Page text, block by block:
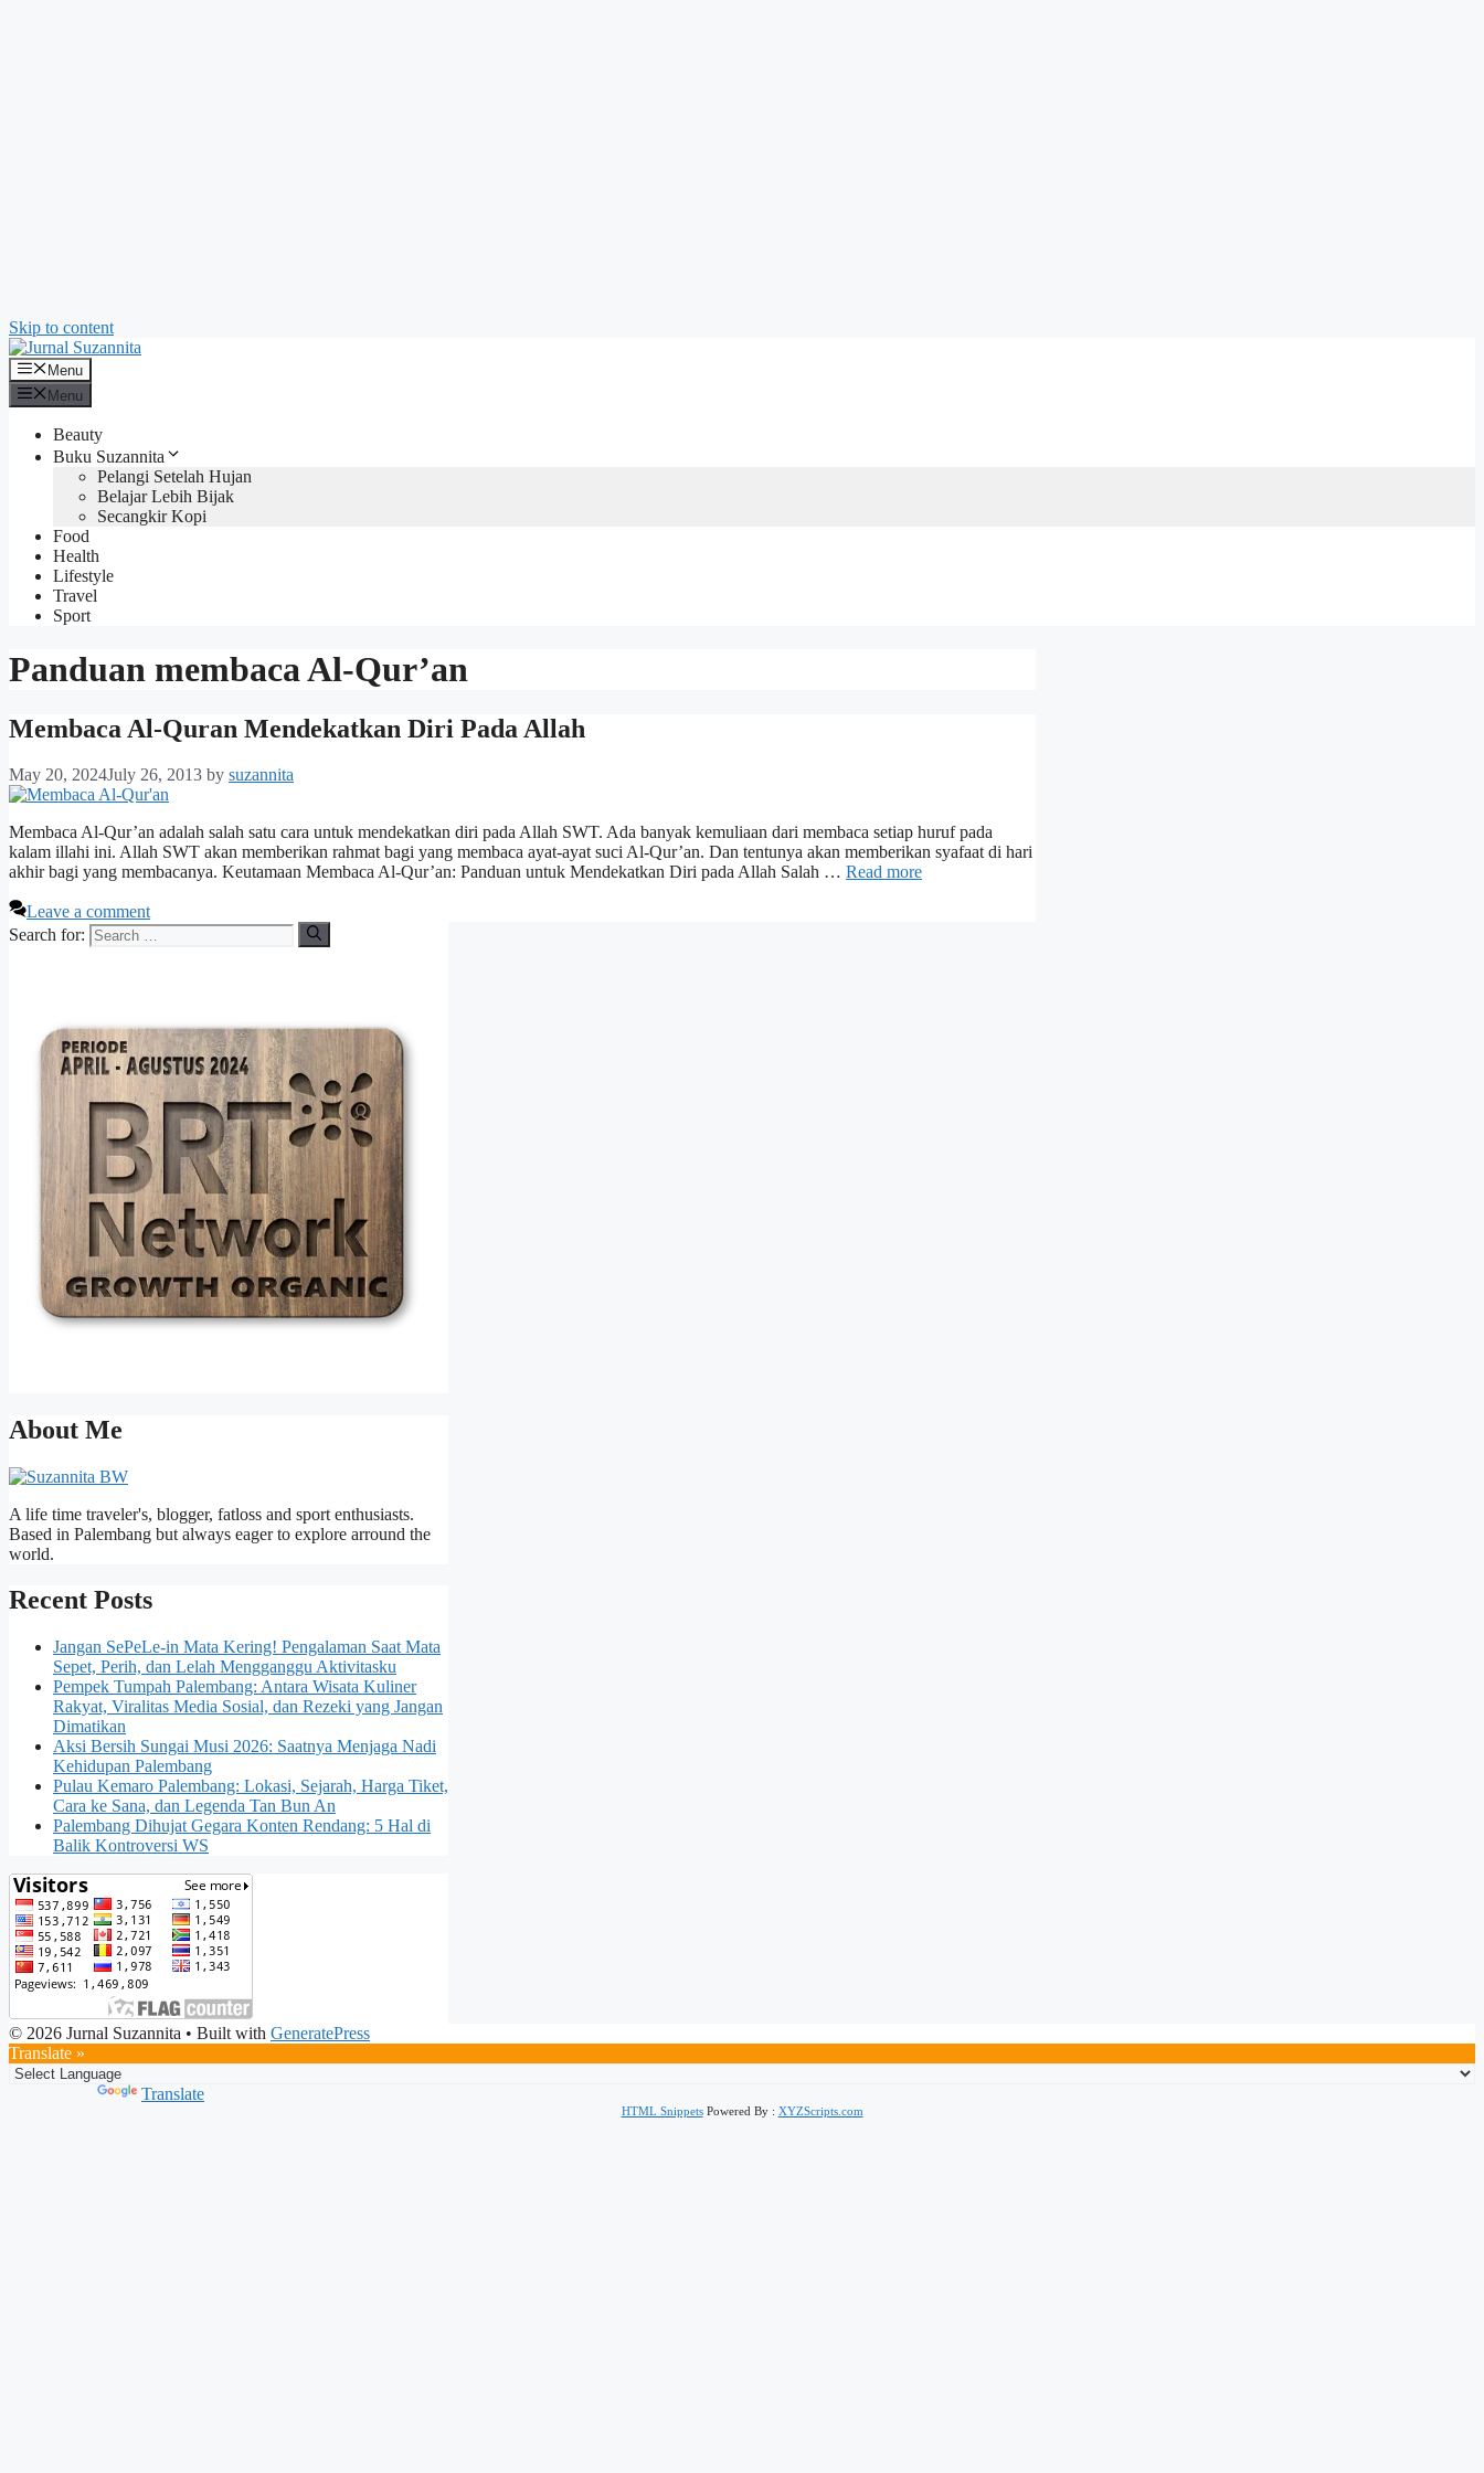
Skip to content
Menu
Menu
Beauty
Buku Suzannita
Pelangi Setelah Hujan
Belajar Lebih Bijak
Secangkir Kopi
Food
Health
Lifestyle
Travel
Sport
Panduan membaca Al-Qur’an
Membaca Al-Quran Mendekatkan Diri Pada Allah
May 20, 2024July 26, 2013 by suzannita
Membaca Al-Qur’an adalah salah satu cara untuk mendekatkan diri pada Allah SWT. Ada banyak kemuliaan dari membaca setiap huruf pada
kalam illahi ini. Allah SWT akan memberikan rahmat bagi yang membaca ayat-ayat suci Al-Qur’an. Dan tentunya akan memberikan syafaat di hari
akhir bagi yang membacanya. Keutamaan Membaca Al-Qur’an: Panduan untuk Mendekatkan Diri pada Allah Salah … Read more
Leave a comment
Search for:
About Me
A life time traveler's, blogger, fatloss and sport enthusiasts.
Based in Palembang but always eager to explore arround the
world.
Recent Posts
Jangan SePeLe-in Mata Kering! Pengalaman Saat Mata
Sepet, Perih, dan Lelah Mengganggu Aktivitasku
Pempek Tumpah Palembang: Antara Wisata Kuliner
Rakyat, Viralitas Media Sosial, dan Rezeki yang Jangan
Dimatikan
Aksi Bersih Sungai Musi 2026: Saatnya Menjaga Nadi
Kehidupan Palembang
Pulau Kemaro Palembang: Lokasi, Sejarah, Harga Tiket,
Cara ke Sana, dan Legenda Tan Bun An
Palembang Dihujat Gegara Konten Rendang: 5 Hal di
Balik Kontroversi WS
© 2026 Jurnal Suzannita • Built with GeneratePress
Translate »
Translate
HTML SnippetsPowered By : XYZScripts.com